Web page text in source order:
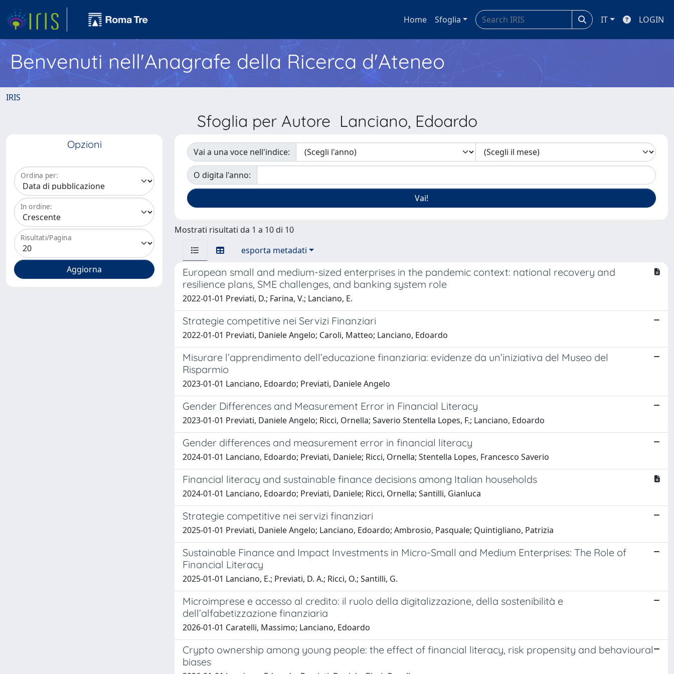
Home Sfoglia IT LOGIN
Benvenuti nell'Anagrafe della Ricerca d'Ateneo
IRIS
Sfoglia per Autore Lanciano, Edoardo
Opzioni
Ordina per:
In ordine:
Risultati/Pagina
Vai a una voce nell'indice:
O digita l'anno:
Mostrati risultati da 1 a 10 di 10
esporta metadati
European small and medium-sized enterprises in the pandemic context: national recovery and
resilience plans, SME challenges, and banking system role
2022-01-01 Previati, D.; Farina, V.; Lanciano, E.
Strategie competitive nei Servizi Finanziari
2022-01-01 Previati, Daniele Angelo; Caroli, Matteo; Lanciano, Edoardo
Misurare l’apprendimento dell’educazione finanziaria: evidenze da un’iniziativa del Museo del
Risparmio
2023-01-01 Lanciano, Edoardo; Previati, Daniele Angelo
Gender Differences and Measurement Error in Financial Literacy
2023-01-01 Previati, Daniele Angelo; Ricci, Ornella; Saverio Stentella Lopes, F.; Lanciano, Edoardo
Gender differences and measurement error in financial literacy
2024-01-01 Lanciano, Edoardo; Previati, Daniele; Ricci, Ornella; Stentella Lopes, Francesco Saverio
Financial literacy and sustainable finance decisions among Italian households
2024-01-01 Lanciano, Edoardo; Previati, Daniele; Ricci, Ornella; Santilli, Gianluca
Strategie competitive nei servizi finanziari
2025-01-01 Previati, Daniele Angelo; Lanciano, Edoardo; Ambrosio, Pasquale; Quintigliano, Patrizia
Sustainable Finance and Impact Investments in Micro-Small and Medium Enterprises: The Role of
Financial Literacy
2025-01-01 Lanciano, E.; Previati, D. A.; Ricci, O.; Santilli, G.
Microimprese e accesso al credito: il ruolo della digitalizzazione, della sostenibilità e
dell’alfabetizzazione finanziaria
2026-01-01 Caratelli, Massimo; Lanciano, Edoardo
Crypto ownership among young people: the effect of financial literacy, risk propensity and behavioural
biases